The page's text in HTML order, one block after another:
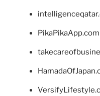
PikaPikaApp.com